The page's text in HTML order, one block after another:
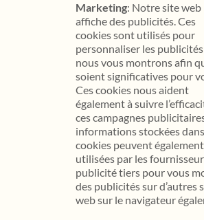
Marketing: Notre site web
affiche des publicités. Ces
cookies sont utilisés pour
personnaliser les
nous vous montrons afin
soient significatives pour
Ces cookies nous aident
également à suivre
ces campagnes
informations stockées
cookies peuvent
utilisées par les
publicité tiers pour vous
des publicités sur d’autres
web sur le navigateur